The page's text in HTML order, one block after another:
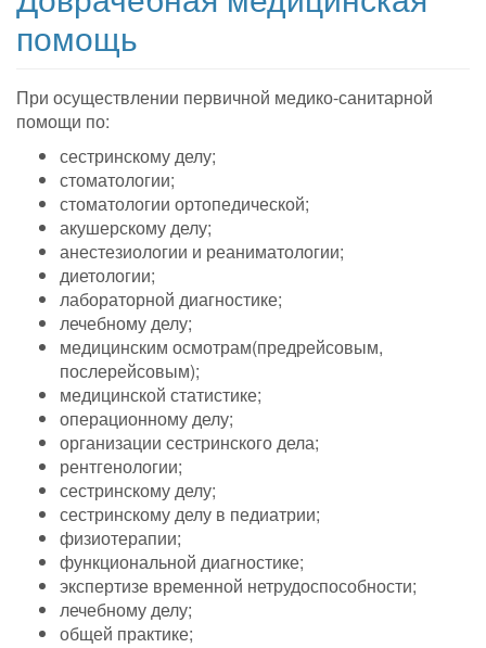
помощь
При осуществлении первичной медико-санитарной
помощи по:
сестринскому делу;
стоматологии;
стоматологии ортопедической;
акушерскому делу;
анестезиологии и реаниматологии;
диетологии;
лабораторной диагностике;
лечебному делу;
медицинским осмотрам(предрейсовым,
послерейсовым);
медицинской статистике;
операционному делу;
организации сестринского дела;
рентгенологии;
сестринскому делу;
сестринскому делу в педиатрии;
физиотерапии;
функциональной диагностике;
экспертизе временной нетрудоспособности;
лечебному делу;
общей практике;